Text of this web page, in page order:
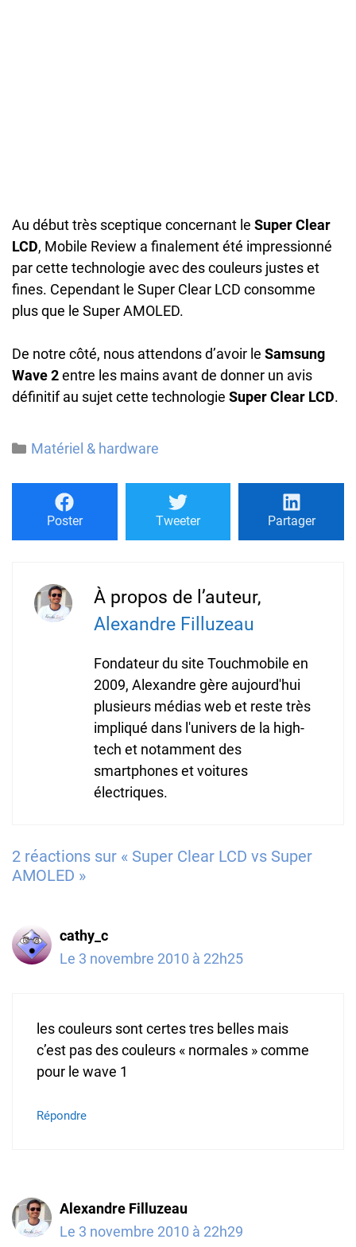
Au début très sceptique concernant le Super Clear
LCD, Mobile Review a finalement été impressionné
par cette technologie avec des couleurs justes et
fines. Cependant le Super Clear LCD consomme
plus que le Super AMOLED.
De notre côté, nous attendons d’avoir le Samsung
Wave 2entre les mains avant de donner un avis
définitif au sujet cette technologie Super Clear LCD.
Catégories
Matériel & hardware
Poster Tweeter Partager
À propos de l’auteur,
Alexandre Filluzeau
Fondateur du site Touchmobile en
2009, Alexandre gère aujourd'hui
plusieurs médias web et reste très
impliqué dans l'univers de la high-
tech et notamment des
smartphones et voitures
électriques.
2 réactions sur « Super Clear LCD vs Super
AMOLED »
cathy_c
Le 3 novembre 2010 à 22h25
les couleurs sont certes tres belles mais
c’est pas des couleurs « normales » comme
pour le wave 1
Répondre
Alexandre Filluzeau
Le 3 novembre 2010 à 22h29